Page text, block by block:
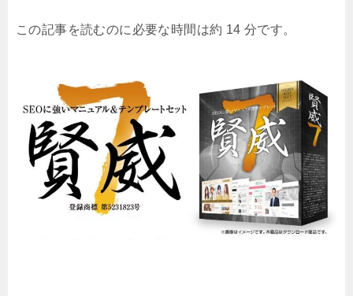
この記事を読むのに必要な時間は約 14 分です。